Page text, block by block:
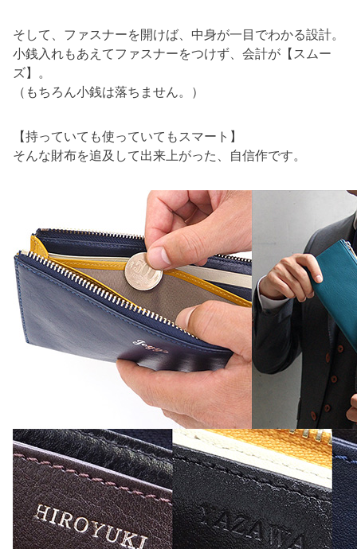
そして、ファスナーを開けば、中身が一目でわかる設計。
小銭入れもあえてファスナーをつけず、会計が【スムー
ズ】。
（もちろん小銭は落ちません。）
【持っていても使っていてもスマート】
そんな財布を追及して出来上がった、自信作です。